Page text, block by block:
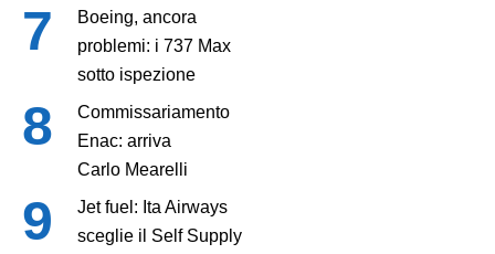
Boeing, ancora
problemi: i 737 Max
sotto ispezione
Commissariamento
Enac: arriva
Carlo Mearelli
Jet fuel: Ita Airways
sceglie il Self Supply